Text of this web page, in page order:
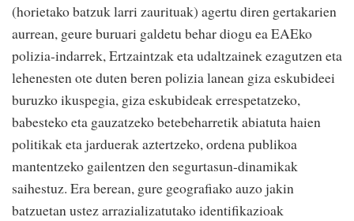
(horietako batzuk larri zaurituak) agertu diren gertakarien
aurrean, geure buruari galdetu behar diogu ea EAEko
polizia-indarrek, Ertzaintzak eta udaltzainek ezagutzen eta
lehenesten ote duten beren polizia lanean giza eskubideei
buruzko ikuspegia, giza eskubideak errespetatzeko,
babesteko eta gauzatzeko betebeharretik abiatuta haien
politikak eta jarduerak aztertzeko, ordena publikoa
mantentzeko gailentzen den segurtasun-dinamikak
saihestuz. Era berean, gure geografiako auzo jakin
batzuetan ustez arrazializatutako identifikazioak